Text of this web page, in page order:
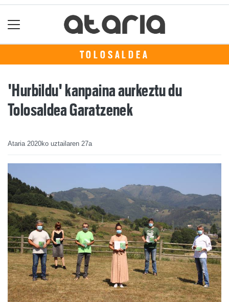
TOLOSALDEA
'Hurbildu' kanpaina aurkeztu du
Tolosaldea Garatzenek
Ataria 2020ko uztailaren 27a